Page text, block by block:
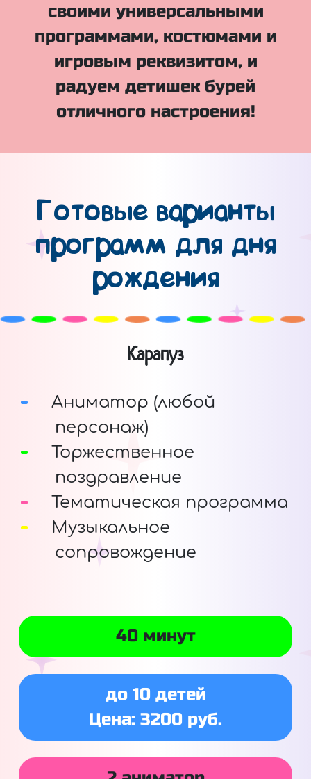
своими универсальными
программами, костюмами и
игровым реквизитом, и
радуем детишек бурей
отличного настроения!
Готовые варианты
программ для дня
рождения
Карапуз
Аниматор (любой
персонаж)
Торжественное
поздравление
Тематическая программа
Музыкальное
сопровождение
40 минут
до 10 детей
Цена: 3200 руб.